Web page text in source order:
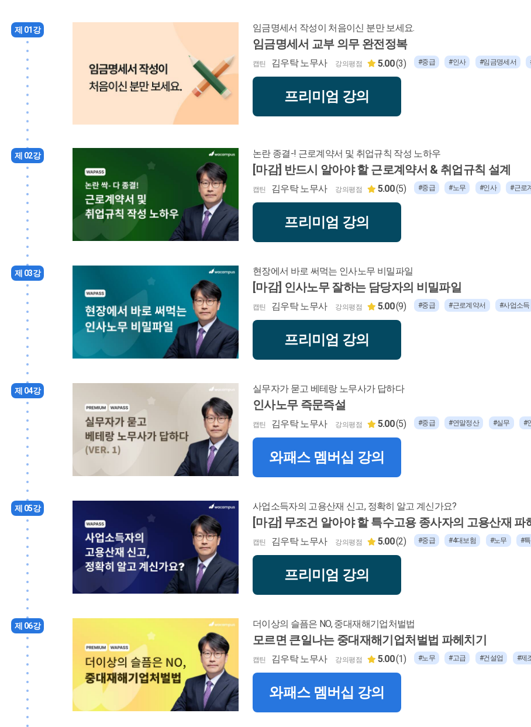
제 01강 임금명세서 작성이 처음이신 분만 보세요.
임금명세서 교부 의무 완전정복
캡틴 김우탁 노무사 강의평점 5.00(3) #중급 #인사 #임금명세서
프리미엄 강의
제 02강 논란 종결-! 근로계약서 및 취업규칙 작성 노하우
[마감] 반드시 알아야 할 근로계약서 & 취업규칙 설계
캡틴 김우탁 노무사 강의평점 5.00(5) #중급 #노무 #인사 #근로
프리미엄 강의
제 03강 현장에서 바로 써먹는 인사노무 비밀파일
[마감] 인사노무 잘하는 담당자의 비밀파일
캡틴 김우탁 노무사 강의평점 5.00(9) #중급 #근로계약서 #사업소득
프리미엄 강의
제 04강 실무자가 묻고 베테랑 노무사가 답하다
인사노무 즉문즉설
캡틴 김우탁 노무사 강의평점 5.00(5) #중급 #연말정산 #실무 #
와패스 멤버십 강의
제 05강 사업소득자의 고용산재 신고, 정확히 알고 계신가요?
[마감] 무조건 알아야 할 특수고용 종사자의 고용산재 파
캡틴 김우탁 노무사 강의평점 5.00(2) #중급 #4대보험 #노무 #
프리미엄 강의
제 06강 더이상의 슬픔은 NO, 중대재해기업처벌법
모르면 큰일나는 중대재해기업처벌법 파헤치기
캡틴 김우탁 노무사 강의평점 5.00(1) #노무 #고급 #건설업 #제
와패스 멤버십 강의